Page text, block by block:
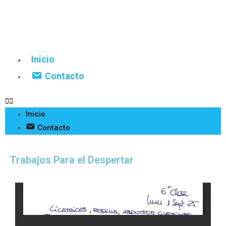
Inicio
Contacto
Inicio
Contacto
Trabajos Para el Despertar